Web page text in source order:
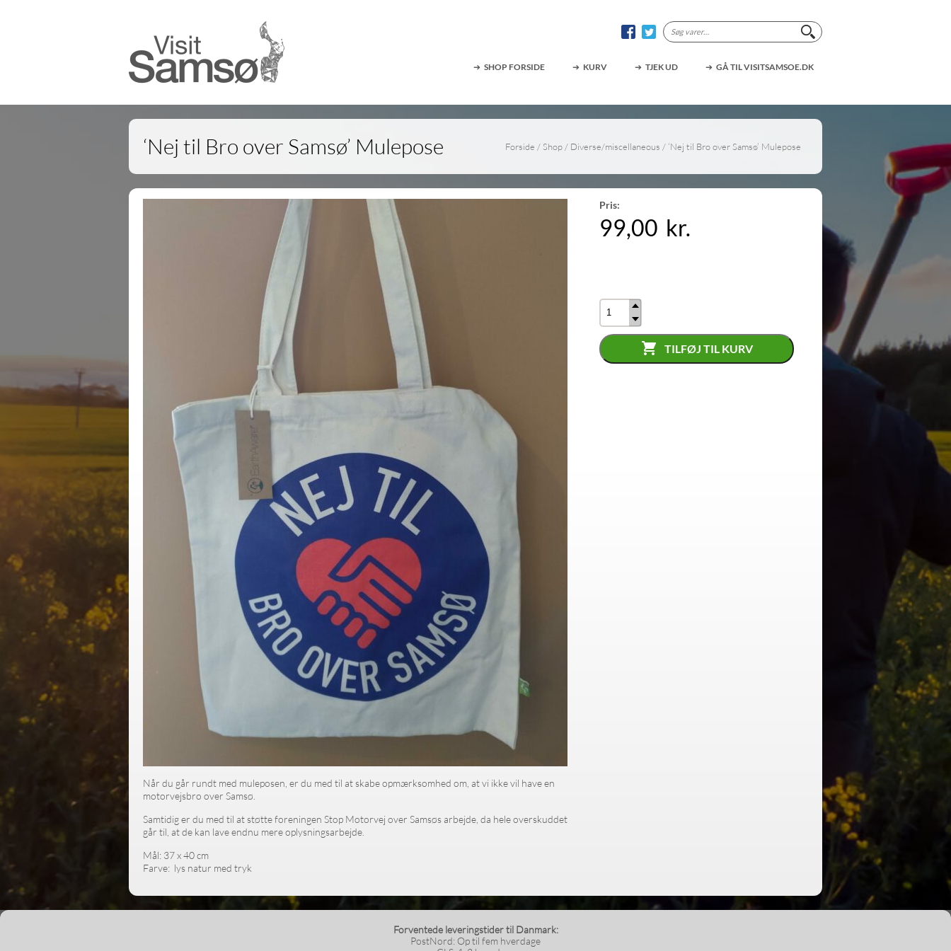
Søg
efter:
SHOP FORSIDE KURV TJEK UD GÅ TIL VISITSAMSOE.DK
Forside /Shop / Diverse/miscellaneous / ‘Nej til Bro over Samsø’ Mulepose
‘Nej til Bro over Samsø’ Mulepose
Pris:
99,00 kr.
TILFØJ TIL KURV
Når du går rundt med muleposen, er du med til at skabe opmærksomhed om, at vi ikke vil have en
motorvejsbro over Samsø.
Samtidig er du med til at støtte foreningen Stop Motorvej over Samsøs arbejde, da hele overskuddet
går til, at de kan lave endnu mere oplysningsarbejde.
Mål: 37 x 40 cm
Farve: lys natur med tryk
Forventede leveringstider til Danmark:
PostNord: Op til fem hverdage